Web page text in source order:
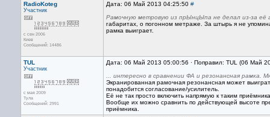
RadioKoteg
Участник
с сен 2006
Киев
Сообщений: 14486
Дата: 06 Май 2013 04:25:50 #
Рамочную метровую из прЫнцЫпа не делал из-за её
габаритах, о погонном метраже. За штырь я не
рамка выиграет.
TUL
Участник
с мая 2009
Тула
Сообщений: 2991
Дата: 06 Май 2013 05:00:56 · Поправил: TUL (06 Май
... интересно в сравнении ФА и резонансная рамка.
Экранированная рамочная резонансная может
понадобится согласование/усилитель.
Её не так просто включить напрямую к таким
Вообще их можно сравнить по действующей высоте
приёмника.